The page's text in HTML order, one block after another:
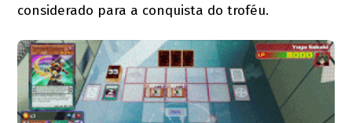
considerado para a conquista do troféu.